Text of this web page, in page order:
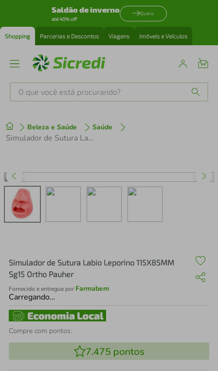
Saldão de inverno
até 40% off
Quero
Shopping Parcerias e Descontos Viagens Imóveis e Veículos
O que você está procurando?
Beleza e Saúde Saúde
Simulador de Sutura Labio Leporino 115X85MM Sg15 Ortho Pauher
Simulador de Sutura Labio Leporino 115X85MM
Sg15 Ortho Pauher
Fornecido e entregue por Farmabem
Carregando…
Compre com pontos:
7.475 pontos
1º tenis
3º perfume
4º